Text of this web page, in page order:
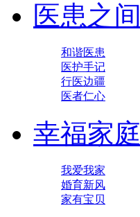
医患之间
和谐医患
医护手记
行医边疆
医者仁心
幸福家庭
我爱我家
婚育新风
家有宝贝